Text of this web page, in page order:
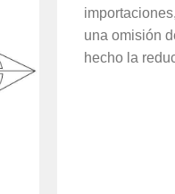
una omisión
hecho la